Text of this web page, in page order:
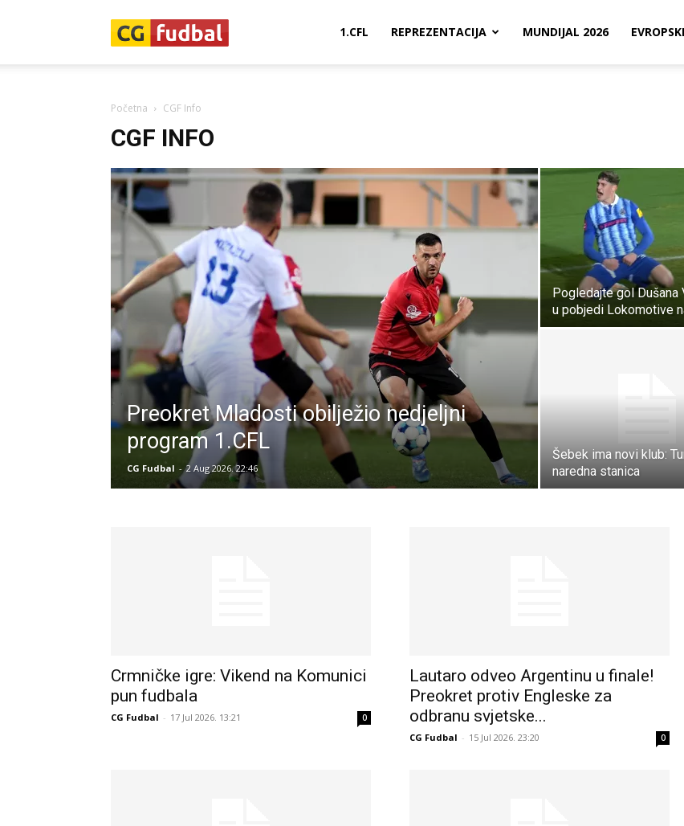
1.CFL REPREZENTACIJA MUNDIJAL 2026 EVROPSKI
Početna CGF Info
CGF INFO
Preokret Mladosti obilježio nedjeljni
program 1.CFL
CG Fudbal - 2 Aug 2026. 22:46
Pogledajte gol Dušana
u pobjedi Lokomotive
Šebek ima novi klub:
naredna stanica
Crmničke igre: Vikend na Komunici
pun fudbala
CG Fudbal - 17 Jul 2026. 13:21 0
Lautaro odveo Argentinu u finale!
Preokret protiv Engleske za
odbranu svjetske...
CG Fudbal - 15 Jul 2026. 23:20 0